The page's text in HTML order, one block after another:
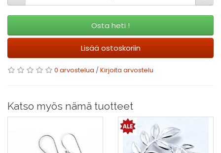
Osta heti !
Lisää ostoskoriin
0 arvostelua /Kirjoita arvostelu
Katso myös nämä tuotteet